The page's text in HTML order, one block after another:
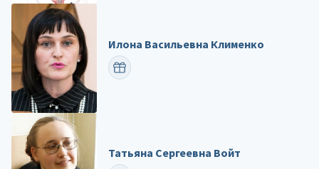
Илона Васильевна Клименко
ПОЗДРАВИТЬ
Татьяна Сергеевна Войт